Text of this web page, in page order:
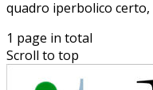
quadro iperbolico
1 page in total
Scroll to top